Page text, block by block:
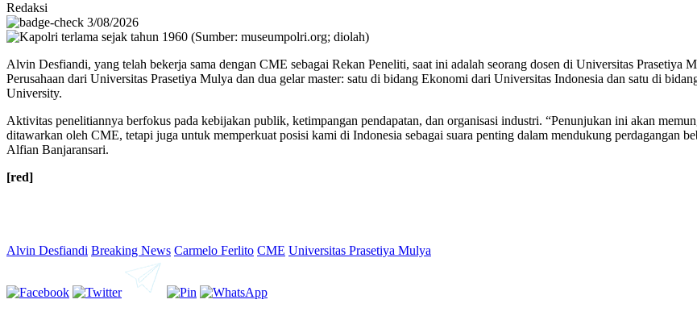
Redaksi
3/08/2026
Alvin Desfiandi, yang telah bekerja sama dengan CME sebagai Rekan Peneliti, saat ini adalah seorang dosen di Universitas Prasetiya
Perusahaan dari Universitas Prasetiya Mulya dan dua gelar master: satu di bidang Ekonomi dari Universitas Indonesia dan satu di
University.
Aktivitas penelitiannya berfokus pada kebijakan publik, ketimpangan pendapatan, dan organisasi industri. “Penunjukan ini akan
ditawarkan oleh CME, tetapi juga untuk memperkuat posisi kami di Indonesia sebagai suara penting dalam mendukung perdagangan
Alfian Banjaransari.
[red]
Alvin Desfiandi Breaking News Carmelo Ferlito CME Universitas Prasetiya Mulya